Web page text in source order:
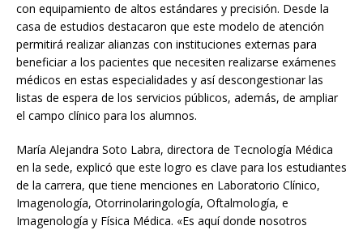
con equipamiento de altos estándares y precisión. Desde la
casa de estudios destacaron que este modelo de atención
permitirá realizar alianzas con instituciones externas para
beneficiar a los pacientes que necesiten realizarse exámenes
médicos en estas especialidades y así descongestionar las
listas de espera de los servicios públicos, además, de ampliar
el campo clínico para los alumnos.
María Alejandra Soto Labra, directora de Tecnología Médica
en la sede, explicó que este logro es clave para los estudiantes
de la carrera, que tiene menciones en Laboratorio Clínico,
Imagenología, Otorrinolaringología, Oftalmología, e
Imagenología y Física Médica. «Es aquí donde nosotros